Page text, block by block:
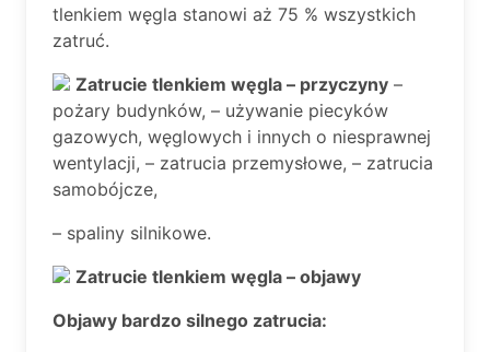
tlenkiem węgla stanowi aż 75 % wszystkich
zatruć.
Zatrucie tlenkiem węgla – przyczyny –
pożary budynków, – używanie piecyków
gazowych, węglowych i innych o niesprawnej
wentylacji, – zatrucia przemysłowe, – zatrucia
samobójcze,
– spaliny silnikowe.
Zatrucie tlenkiem węgla – objawy
Objawy bardzo silnego zatrucia: